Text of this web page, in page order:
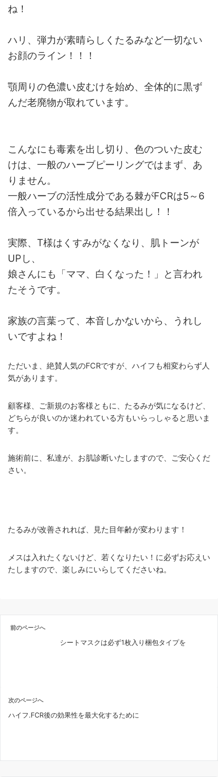
ね！
ハリ、弾力が素晴らしくたるみなど一切ない
お顔のライン！！！
顎周りの色濃い皮むけを始め、全体的に黒ず
んだ老廃物が取れています。
こんなにも毒素を出し切り、色のついた皮む
けは、一般のハーブピーリングではまず、あ
りません。
一般ハーブの活性成分である棘がFCRは5～6
倍入っているから出せる結果出し！！
実際、T様はくすみがなくなり、肌トーンが
UPし、
娘さんにも「ママ、白くなった！」と言われ
たそうです。
家族の言葉って、本音しかないから、うれし
いですよね！
ただいま、絶賛人気のFCRですが、ハイフも相変わらず人
気があります。
顧客様、ご新規のお客様ともに、たるみが気になるけど、
どちらが良いのか迷われている方もいらっしゃると思いま
す。
施術前に、私達が、お肌診断いたしますので、ご安心くだ
さい。
たるみが改善されれば、見た目年齢が変わります！
メスは入れたくないけど、若くなりたい！に必ずお応えい
たしますので、楽しみにいらしてくださいね。
前のページへ
シートマスクは必ず1枚入り梱包タイプを
次のページへ
ハイフ.FCR後の効果性を最大化するために